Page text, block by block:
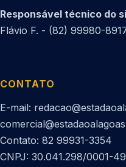
Responsável técnico do
Flávio F. - (82) 99980-
CONTATO
E-mail:
Contato: 82 99931-3354
CNPJ: 30.041.298/0001-49